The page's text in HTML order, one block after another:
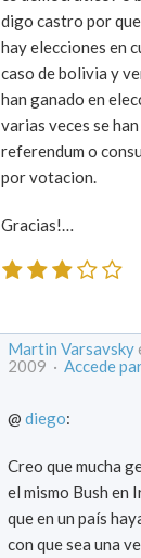
digo castro por
hay elecciones en
caso de bolivia y
han ganado en
varias veces se
referendum o
por votacion.
Gracias!…
Martin Varsavsky
2009 · Accede
@ diego:
Creo que mucha
el mismo Bush en
que en un país
con que sea una